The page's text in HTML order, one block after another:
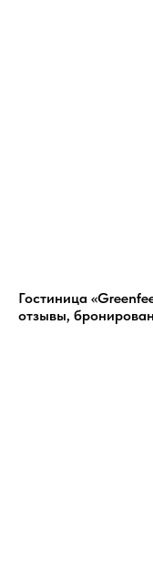
Гостиница
отзывы,